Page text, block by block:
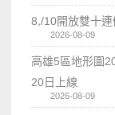
8,/10開放雙十
2026-08-09
高雄5區地形圖
20日上線
2026-08-09